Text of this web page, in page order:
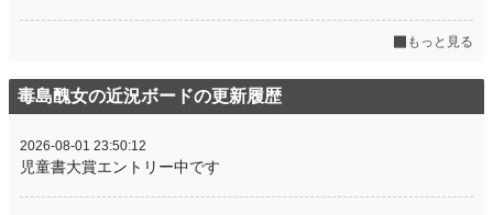
もっと見る
毒島醜女の近況ボードの更新履歴
2026-08-01 23:50:12
児童書大賞エントリー中です